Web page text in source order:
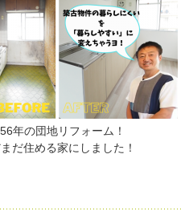
年の団地リフォーム！
だ住める家にしました！